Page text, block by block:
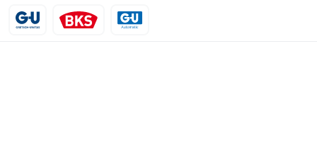
Impressum